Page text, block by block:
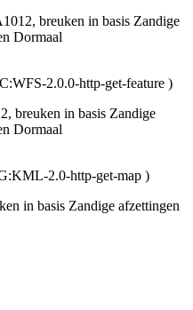
breuken in basis Zandige
Dormaal
2.0.0-http-get-feature )
breuken in basis Zandige
Dormaal
2.0-http-get-map )
in basis Zandige afzettingen